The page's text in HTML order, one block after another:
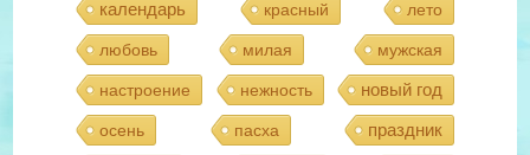
календарь красный лето
любовь милая мужская
настроение нежность новый год
осень пасха
праздник